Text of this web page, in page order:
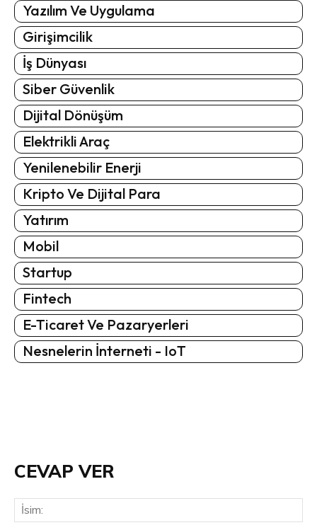
Yazılım Ve Uygulama
Girişimcilik
İş Dünyası
Siber Güvenlik
Dijital Dönüşüm
Elektrikli Araç
Yenilenebilir Enerji
Kripto Ve Dijital Para
Yatırım
Mobil
Startup
Fintech
E-Ticaret Ve Pazaryerleri
Nesnelerin İnterneti - IoT
CEVAP VER